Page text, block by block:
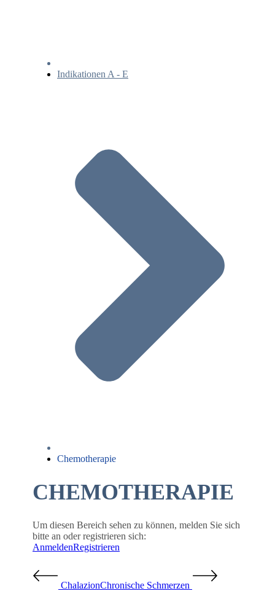
Indikationen A - E
Chemotherapie
CHEMOTHERAPIE
Um diesen Bereich sehen zu können, melden Sie sich
bitte an oder registrieren sich:
AnmeldenRegistrieren
ChalazionChronische Schmerzen